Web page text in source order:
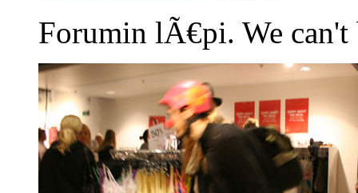
Forumin lÃ€pi. We can't